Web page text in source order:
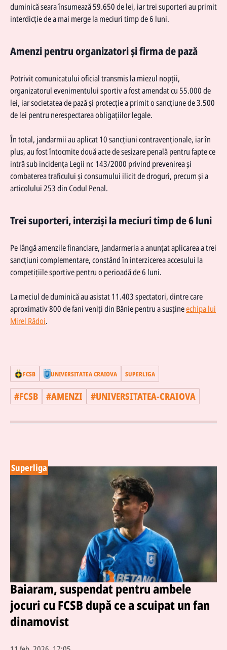
duminică seara însumează 59.650 de lei, iar trei suporteri au primit
interdicție de a mai merge la meciuri timp de 6 luni.
Amenzi pentru organizatori și firma de pază
Potrivit comunicatului oficial transmis la miezul nopții,
organizatorul evenimentului sportiv a fost amendat cu 55.000 de
lei, iar societatea de pază și protecție a primit o sancțiune de 3.500
de lei pentru nerespectarea obligațiilor legale.
În total, jandarmii au aplicat 10 sancțiuni contravenționale, iar în
plus, au fost întocmite două acte de sesizare penală pentru fapte ce
intră sub incidența Legii nr. 143/2000 privind prevenirea și
combaterea traficului și consumului ilicit de droguri, precum și a
articolului 253 din Codul Penal.
Trei suporteri, interziși la meciuri timp de 6 luni
Pe lângă amenzile financiare, Jandarmeria a anunțat aplicarea a trei
sancțiuni complementare, constând în interzicerea accesului la
competițiile sportive pentru o perioadă de 6 luni.
La meciul de duminică au asistat 11.403 spectatori, dintre care
aproximativ 800 de fani veniți din Bănie pentru a susțineechipa lui
Mirel Rădoi.
FCSB UNIVERSITATEA CRAIOVA SUPERLIGA
#FCSB #AMENZI #UNIVERSITATEA-CRAIOVA
Superliga
Baiaram, suspendat pentru ambele
jocuri cu FCSB după ce a scuipat un fan
dinamovist